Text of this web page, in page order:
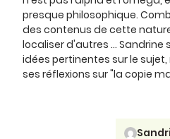
presque philosophique.
des contenus de cette
localiser d'autres ...
idées pertinentes sur le
ses réflexions sur "la copie